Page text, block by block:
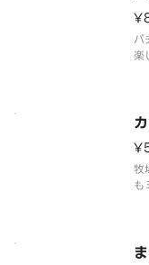
パ
楽
食
牧
も